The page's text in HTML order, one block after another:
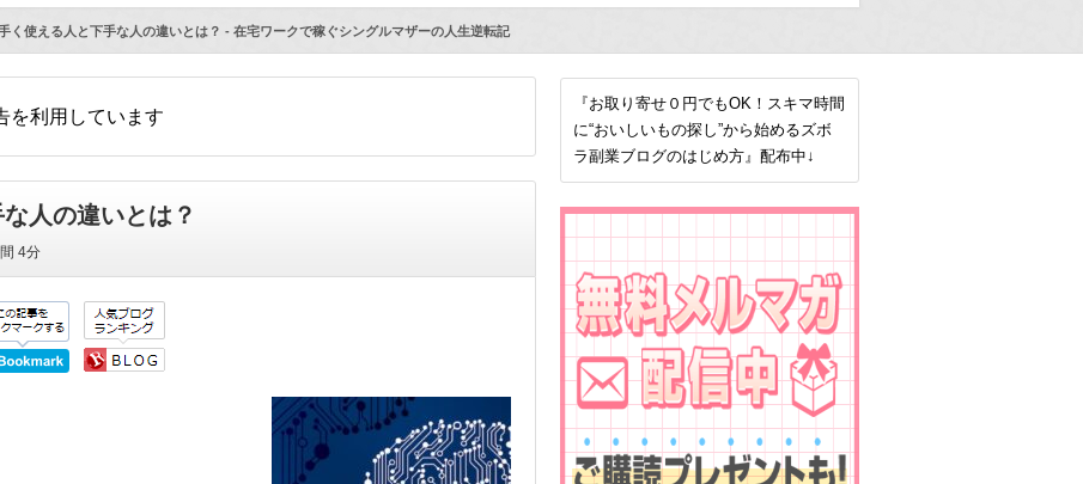
く使える人と下手な人の違いとは？ - 在宅ワークで稼ぐシングルマザーの人生逆転記
を利用しています
人の違いとは？
間4分
『お取り寄せ０円でもOK！スキマ時間
に“おいしいもの探し”から始めるズボ
ラ副業ブログのはじめ方』配布中↓